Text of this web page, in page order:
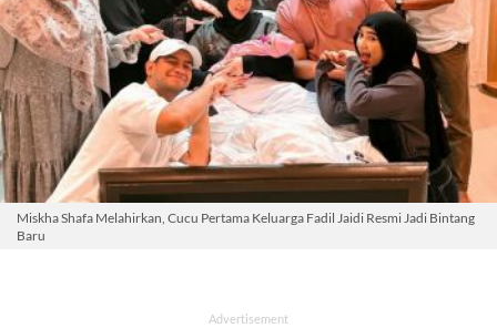
Miskha Shafa Melahirkan, Cucu Pertama Keluarga Fadil Jaidi Resmi Jadi Bintang
Baru